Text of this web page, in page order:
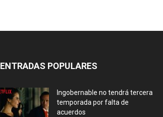
ENTRADAS POPULARES
Ingobernable no tendrá tercera
temporada por falta de
acuerdos